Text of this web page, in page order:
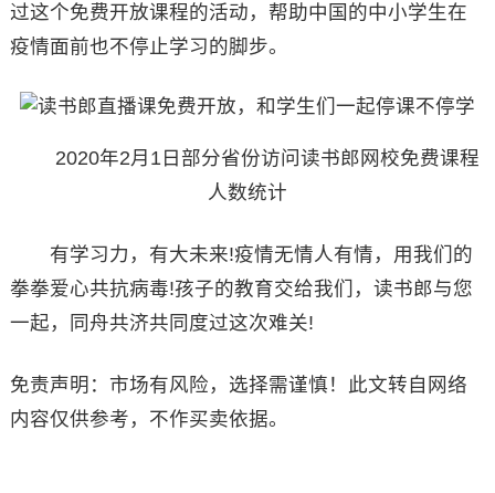
过这个免费开放课程的活动，帮助中国的中小学生在
疫情面前也不停止学习的脚步。
2020年2月1日部分省份访问读书郎网校免费课程
人数统计
有学习力，有大未来!疫情无情人有情，用我们的
拳拳爱心共抗病毒!孩子的教育交给我们，读书郎与您
一起，同舟共济共同度过这次难关!
免责声明：市场有风险，选择需谨慎！此文转自网络
内容仅供参考，不作买卖依据。